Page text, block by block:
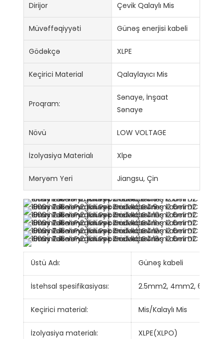
Dirijor Çevik Qalaylı Mis
Müvəffəqiyyəti Günəş enerjisi kabeli
Gödəkçə XLPE
Keçirici Material Qalaylayıcı Mis
Proqram:
Sənaye, İnşaat
Sənaye
Növü LOW VOLTAGE
İzolyasiya Materialı Xlpe
Məryəm Yeri Jiangsu, Çin
Üstü Adı: Günəş kabeli
İstehsal spesifikasiyası: 2.5mm2, 4mm2,
Keçirici material: Mis/Kalaylı Mis
İzolyasiya materialı: XLPE(XLPO)